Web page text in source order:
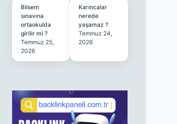
Bilsem
sınavına
ortaokulda
girilir mi ?
Temmuz 25,
2026
Karıncalar
nerede
yaşamaz ?
Temmuz 24,
2026